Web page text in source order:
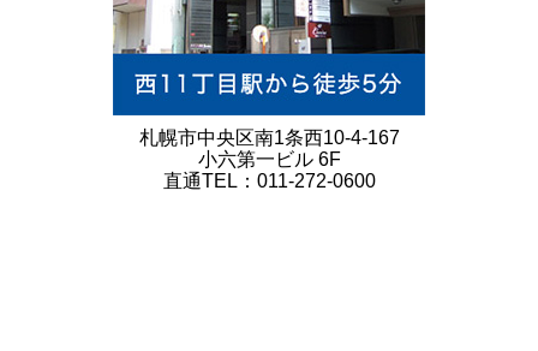
札幌市中央区南1条西10-4-167
小六第一ビル 6F
直通TEL：011-272-0600